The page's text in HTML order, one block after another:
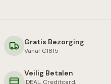
Gratis Bezorging
Vanaf €1815
Veilig Betalen
iDEAL, Creditcard,